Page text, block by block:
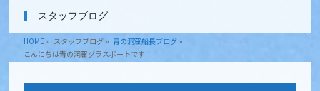
スタッフブログ
HOME » スタッフブログ » 青の洞窟船長ブログ »
こんにちは青の洞窟グラスボートです！